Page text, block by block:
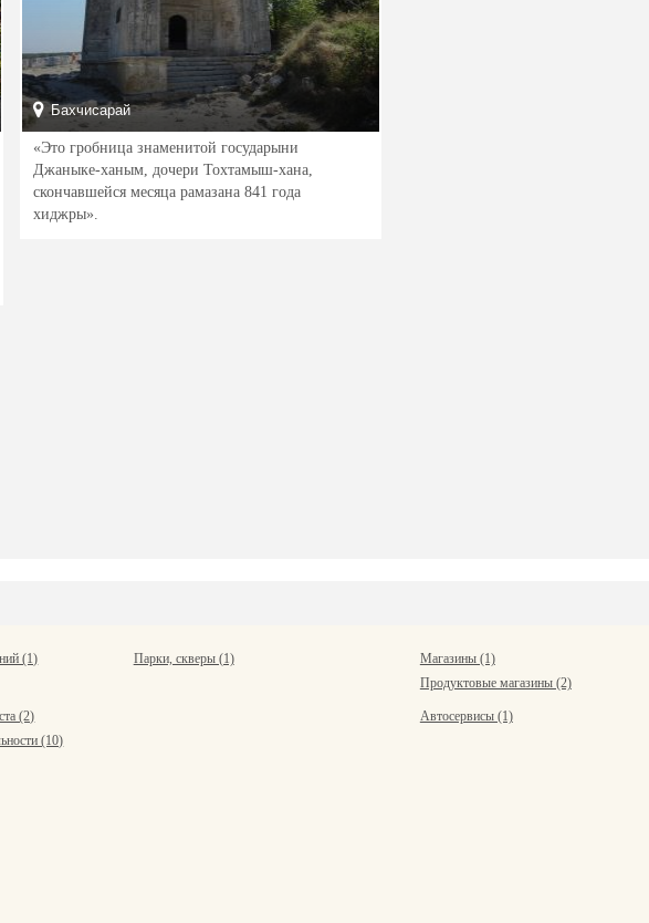
Бахчисарай
«Это гробница знаменитой государыни
Джаныке-ханым, дочери Тохтамыш-хана,
скончавшейся месяца рамазана 841 года
хиджры».
(1)
(2)
(10)
Парки, скверы (1)
Магазины (1)
Продуктовые магазины (2)
Автосервисы (1)